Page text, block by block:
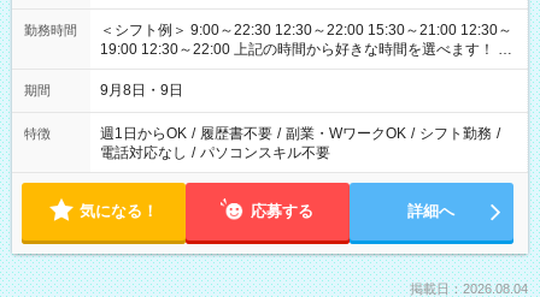
勤務時間
＜シフト例＞ 9:00～22:30 12:30～22:00 15:30～21:00 12:30～
19:00 12:30～22:00 上記の時間から好きな時間を選べます！ ※
時間は変更となる可能性があります
期間 9月8日・9日
特徴 週1日からOK / 履歴書不要 / 副業・WワークOK / シフト勤務 /
電話対応なし / パソコンスキル不要
気になる！ 応募する 詳細へ
掲載日：2026.08.04